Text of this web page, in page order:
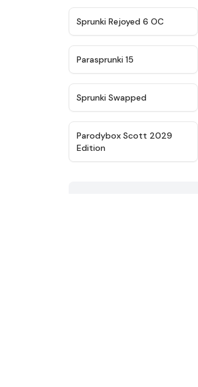
★
Sprunki Rejoyed 6 OC
Parasprunki 15
Sprunki Swapped
★
Parodybox Scott 2029
Edition